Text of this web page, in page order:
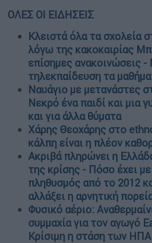
ΟΛΕΣ ΟΙ ΕΙΔΗΣΕΙΣ
Κλειστά όλα τα σχολεία
λόγω της κακοκαιρίας
επίσημες ανακοινώσεις
τηλεκπαίδευση τα
Ναυάγιο με μετανάστες
Νεκρό ένα παιδί και μια
και για άλλα θύματα
Χάρης Θεοχάρης στο
κάλπη είναι η πλέον
Ακριβά πληρώνει η
της κρίσης - Πόσο έχει
πληθυσμός από το 2012
αλλάξει η αρνητική
Φυσικό αέριο:
συμμαχία για τον αγωγό
Κρίσιμη η στάση των ΗΠΑ